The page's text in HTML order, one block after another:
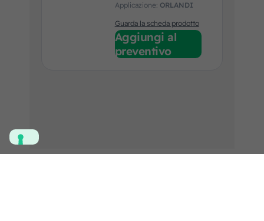
Applicazione: ORLANDI
Guarda la scheda prodotto
Aggiungi al
preventivo